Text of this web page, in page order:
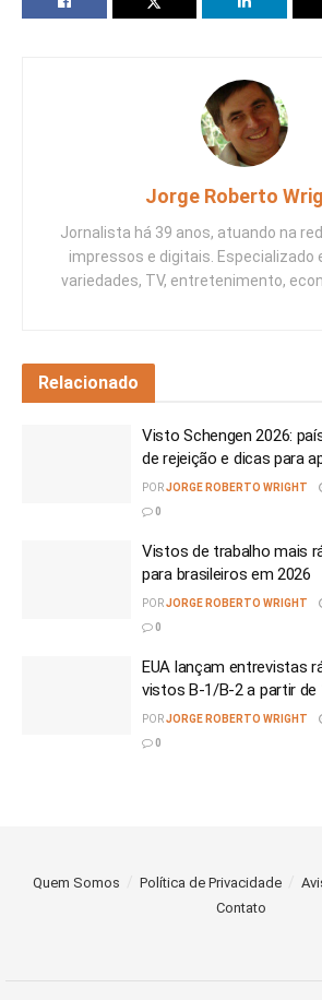
Jorge Roberto
Jornalista há 39 anos, atuando na
impressos e digitais. Especializado
variedades, TV, entretenimento,
Relacionado
Visto Schengen 2026:
de rejeição e dicas para
PORJORGE ROBERTO WRIGHT
0
Vistos de trabalho mais
para brasileiros em 2026
PORJORGE ROBERTO WRIGHT
0
EUA lançam entrevistas
vistos B-1/B-2 a partir de
PORJORGE ROBERTO WRIGHT
0
Quem Somos Política de Privacidade
Contato